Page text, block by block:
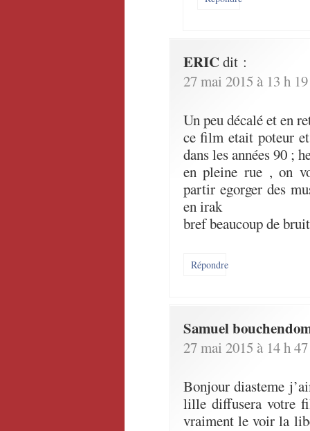
ERIC dit :
27 mai 2015 à 13 h
Un peu décalé et en
ce film etait poteur
dans les années 90 ;
en pleine rue , on
partir egorger des
en irak
bref beaucoup de
Répondre
Samuel
27 mai 2015 à 14 h
Bonjour diasteme
lille diffusera votre
vraiment le voir la